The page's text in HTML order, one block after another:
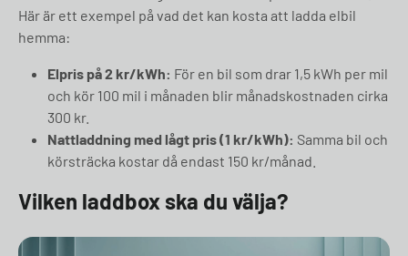
Här är ett exempel på vad det kan kosta att ladda elbil
hemma:
Elpris på 2 kr/kWh: För en bil som drar 1,5 kWh per mil
och kör 100 mil i månaden blir månadskostnaden cirka
300 kr.
Nattladdning med lågt pris (1 kr/kWh): Samma bil och
körsträcka kostar då endast 150 kr/månad.
Vilken laddbox ska du välja?